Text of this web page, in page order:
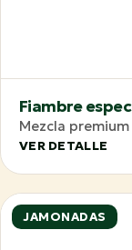
Fiambre
Mezcla
VER DETALLE
JAMONADAS